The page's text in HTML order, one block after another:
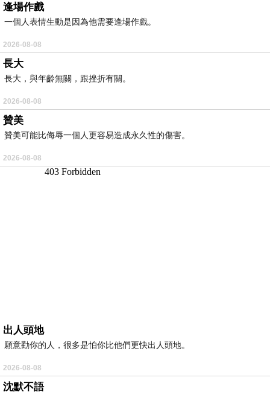
逢場作戲
一個人表情生動是因為他需要逢場作戲。
2026-08-08
長大
長大，與年齡無關，跟挫折有關。
2026-08-08
贊美
贊美可能比侮辱一個人更容易造成永久性的傷害。
2026-08-08
出人頭地
願意勸你的人，很多是怕你比他們更快出人頭地。
2026-08-08
沈默不語